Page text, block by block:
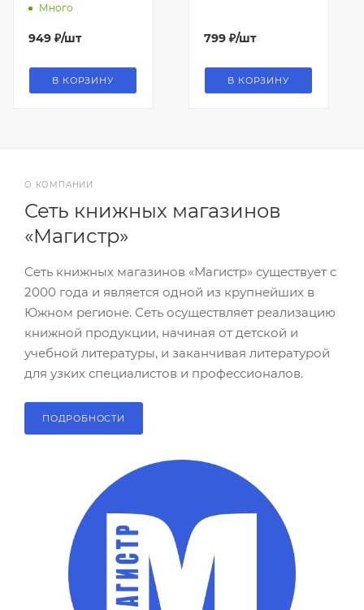
Много
949 ₽/шт
В КОРЗИНУ
799 ₽/шт
В КОРЗИНУ
О КОМПАНИИ
Сеть книжных магазинов
«Магистр»
Сеть книжных магазинов «Магистр» существует с
2000 года и является одной из крупнейших в
Южном регионе. Сеть осуществляет реализацию
книжной продукции, начиная от детской и
учебной литературы, и заканчивая литературой
для узких специалистов и профессионалов.
ПОДРОБНОСТИ